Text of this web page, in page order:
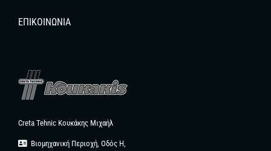
ΕΠΙΚΟΙΝΩΝΊΑ
Creta Tehnic Κουκάκης Μιχαήλ
Βιομηχανική Περιοχή, Οδός Η,